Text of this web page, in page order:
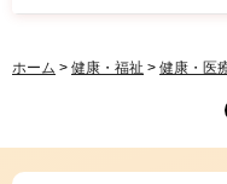
ホーム > 健康・福祉 > 健康・医